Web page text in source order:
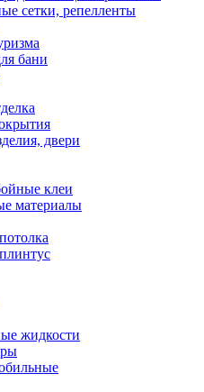
сетки, репелленты
бани
двери
клеи
материалы
жидкости